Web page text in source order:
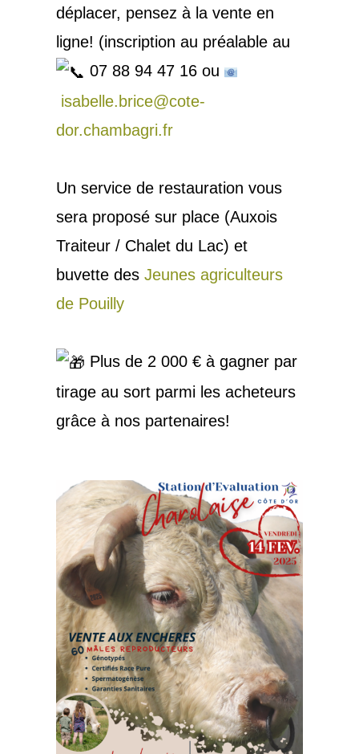
déplacer, pensez à la vente en
ligne! (inscription au préalable au
07 88 94 47 16 ou
isabelle.brice@cote-
dor.chambagri.fr
Un service de restauration vous
sera proposé sur place (Auxois
Traiteur / Chalet du Lac) et
buvette des Jeunes agriculteurs
de Pouilly
Plus de 2 000 € à gagner par
tirage au sort parmi les acheteurs
grâce à nos partenaires!